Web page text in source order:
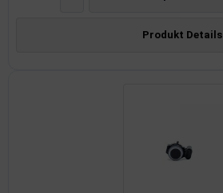
Produkt Details